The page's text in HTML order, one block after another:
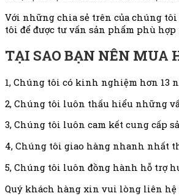
Với những chia sẻ trên của chúng
tôi để được tư vấn sản phẩm phù hợp
TẠI SAO BẠN NÊN MUA
1, Chúng tôi có kinh nghiệm hơn
2, Chúng tôi luôn thấu hiểu những
3, Chúng tôi luôn cam kết cung cấp
4, Chúng tôi giao hàng nhanh nhất
5, Chúng tôi luôn đồng hành hỗ trợ
Quý khách hàng xin vui lòng liên hệ